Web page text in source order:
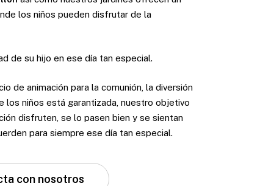
los niños pueden disfrutar de la
de su hijo en ese día tan especial.
de animación para la comunión, la diversión
los niños está garantizada, nuestro objetivo
disfruten, se lo pasen bien y se sientan
para siempre ese día tan especial.
con nosotros